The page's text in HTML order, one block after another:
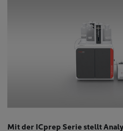
Mit der ICprep Serie stellt